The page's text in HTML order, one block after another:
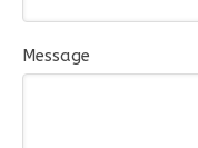
Message